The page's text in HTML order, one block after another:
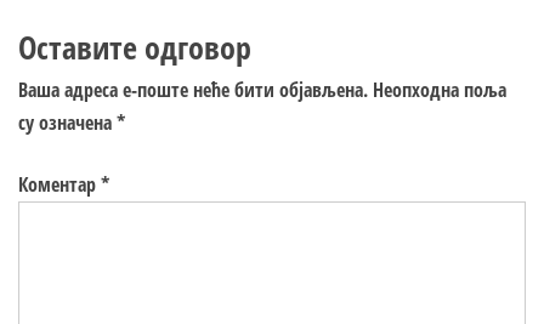
Оставите одговор
Ваша адреса е-поште неће бити објављена. Неопходна поља
су означена*
Коментар*